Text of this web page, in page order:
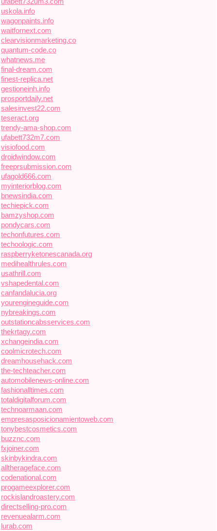
uskola.info
wagonpaints.info
waitfornext.com
clearvisionmarketing.co
quantum-code.co
whatnews.me
final-dream.com
finest-replica.net
gestioneinh.info
prosportdaily.net
salesinvest22.com
teseract.org
trendy-ama-shop.com
ufabett732m7.com
visiofood.com
droidwindow.com
freeprsubmission.com
ufagold666.com
myinteriorblog.com
bnewsindia.com
techiepick.com
bamzyshop.com
pondycars.com
techonfutures.com
techoologic.com
raspberryketonescanada.org
medihealthrules.com
usathrill.com
vshapedental.com
canfandalucia.org
yourengineguide.com
nybreakings.com
outstationcabsservices.com
thekrtagy.com
xchangeindia.com
coolmicrotech.com
dreamhousehack.com
the-techteacher.com
automobilenews-online.com
fashionalltimes.com
totaldigitalforum.com
technoarmaan.com
empresasposicionamientoweb.com
tonybestcosmetics.com
buzznc.com
fxjoiner.com
skinbykindra.com
alltherageface.com
codenational.com
progameexplorer.com
rockislandroastery.com
directselling-pro.com
revenuealarm.com
lurab.com